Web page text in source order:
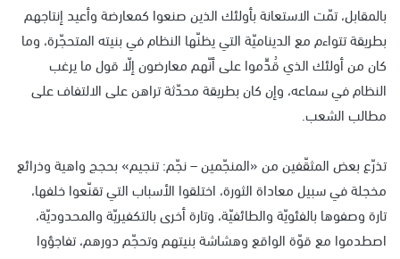
بالمقابل، تمّت الاستعانة بأولئك الذين صنعوا كمعارضة وأعيد إنتاجهم
بطريقة تتواءم مع الديناميّة التي يظنّها النظام في بنيته المتحجّرة، وما
كان من أولئك الذي قُدِّموا على أنّهم معارضون إلّا قول ما يرغب
النظام في سماعه، وإن كان بطريقة محدّثة تراهن على الالتفاف على
مطالب الشعب.
تذرّع بعض المثقّفين من «المنجّمين – نجّم: تنجيم» بحجج واهية وذرائع
مخجلة في سبيل معاداة الثورة، اختلقوا الأسباب التي تقنّعوا خلفها،
تارة وصفوها بالفئويّة والطائفيّة، وتارة أخرى بالتكفيريّة والمحدوديّة،
اصطدموا مع قوّة الواقع وهشاشة بنيتهم وتحجّم دورهم، تفاجؤوا